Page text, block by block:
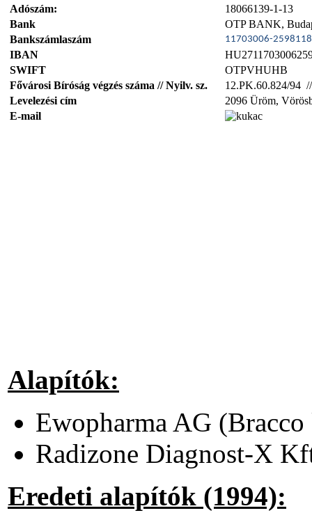
Adószám:
18066139-1-13
Bank
OTP BANK,
Bankszámlaszám
11703006-
IBAN
SWIFT
OTPVHUHB
Fővárosi Bíróság végzés száma // Nyilv. sz.
12.PK.60.824/94
Levelezési cím
2096 Üröm,
E-mail
Alapítók:
Ewopharma AG
Radizone Diagnost-X
Eredeti alapítók (1994):